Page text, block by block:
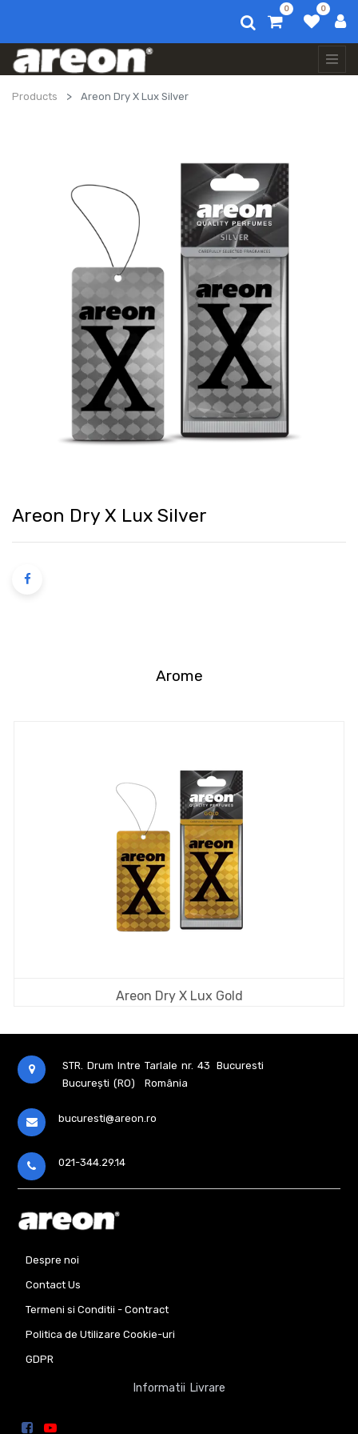
0 0
Products Areon Dry X Lux Silver
Areon Dry X Lux Silver
Arome
Areon Dry X Lux Gold
STR. Drum Intre Tarlale nr. 43
Bucuresti
București (RO)
România
bucuresti@areon.ro
021-344.29.14
Despre noi
Contact Us
Termeni si Conditii - Contract
Politica de Utilizare Cookie-uri
GDPR
Informatii Livrare